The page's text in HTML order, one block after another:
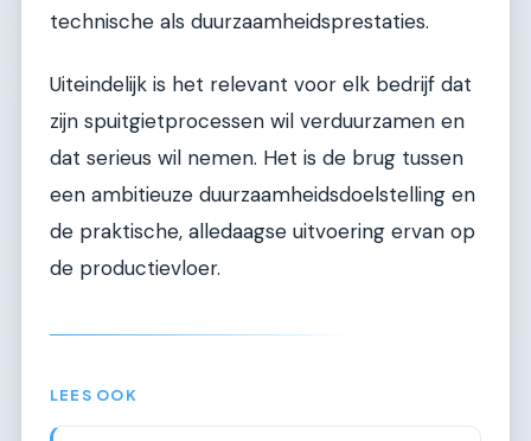
technische als duurzaamheidsprestaties.
Uiteindelijk is het relevant voor elk bedrijf dat
zijn spuitgietprocessen wil verduurzamen en
dat serieus wil nemen. Het is de brug tussen
een ambitieuze duurzaamheidsdoelstelling en
de praktische, alledaagse uitvoering ervan op
de productievloer.
LEES OOK